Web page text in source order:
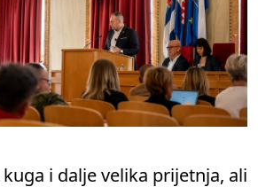
i dalje velika prijetnja, ali